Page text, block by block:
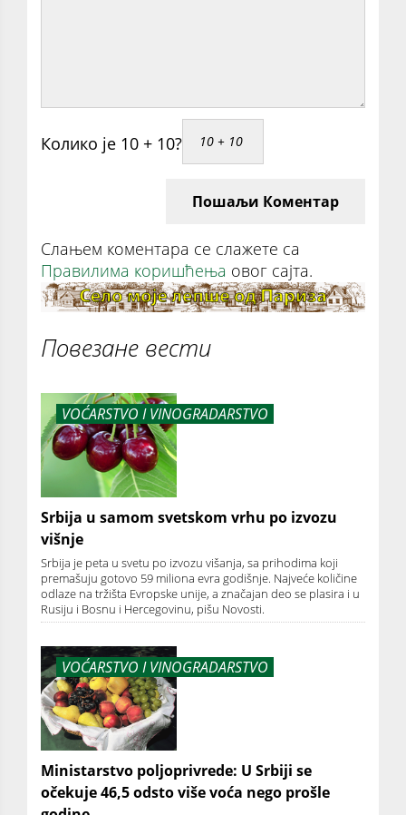
Колико је 10 + 10?
Пошаљи Коментар
Слањем коментара се слажете са
Правилима коришћења овог сајта.
Повезане вести
VOĆARSTVO I VINOGRADARSTVO
Srbija u samom svetskom vrhu po izvozu
višnje
Srbija je peta u svetu po izvozu višanja, sa prihodima koji
premašuju gotovo 59 miliona evra godišnje. Najveće količine
odlaze na tržišta Evropske unije, a značajan deo se plasira i u
Rusiju i Bosnu i Hercegovinu, pišu Novosti.
VOĆARSTVO I VINOGRADARSTVO
Ministarstvo poljoprivrede: U Srbiji se
očekuje 46,5 odsto više voća nego prošle